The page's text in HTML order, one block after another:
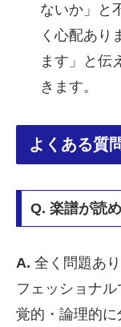
ないか」と
く心配あり
ます」と伝
きます。
よくある質
Q. 楽譜が読
A. 全く問題あ
フェッショナ
覚的・論理的